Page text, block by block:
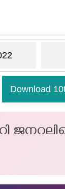
Download